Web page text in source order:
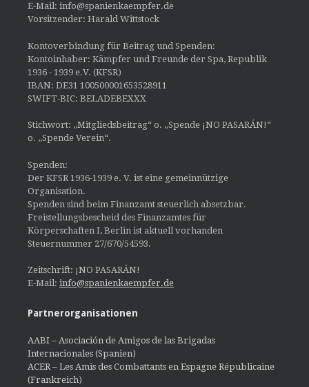
E-Mail: info@spanienkaempfer.de
Vorsitzender: Harald Wittstock
Kontoverbindung für Beitrag und Spenden:
Kontoinhaber: Kämpfer und Freunde der Spa, Republik
1936 - 1939 e.V. (KFSR)
IBAN: DE31 100500001653528911
SWIFT-BIC: BELADEBEXXX
Stichwort: „Mitgliedsbeitrag“ o. „Spende ¡NO PASARÁN!“
o. „Spende Verein“.
Spenden:
Der KFSR 1936-1939 e. V. ist eine gemeinnützige
Organisation.
Spenden sind beim Finanzamt steuerlich absetzbar.
Freistellungsbescheid des Finanzamtes für
Körperschaften I, Berlin ist aktuell vorhanden
Steuernummer 27/670/54593.
Zeitschrift: ¡NO PASARÁN!
E-Mail: info@spanienkaempfer.de
Partnerorganisationen
AABI – Asociación de Amigos de las Brigadas
Internacionales (Spanien)
ACER – Les Amis des Combattants en Espagne Républicaine
(Frankreich)